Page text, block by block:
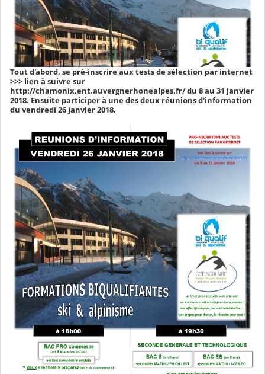
Tout d'abord, se pré-inscrire aux tests de sélection par internet
>>> lien à suivre sur
http://chamonix.ent.auvergnerhonealpes.fr/ du 8 au 31 janvier
2018. Ensuite participer à une des deux réunions d'information
du vendredi 26 janvier 2018.